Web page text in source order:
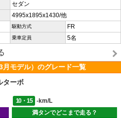
セダン
4995x1895x1430/他
駆動方式 FR
乗車定員 5名
モデル）のグレード一覧
ターボ
10・15
-km/L
満タンでどこまで走る？